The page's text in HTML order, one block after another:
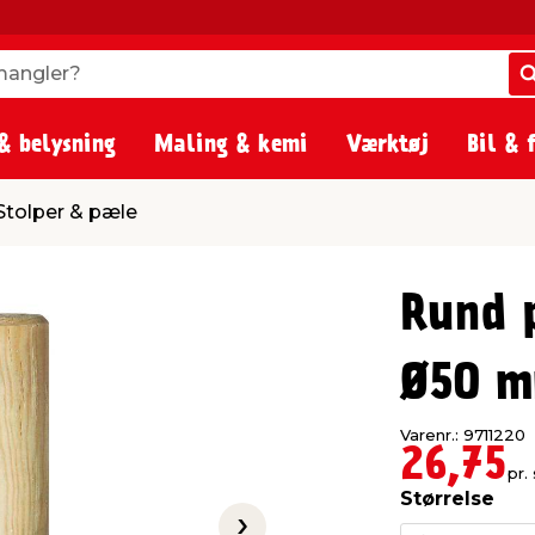
belysning Maling & kemi Værktøj Bil &
& pæle
Rund
Ø50
Varenr.: 9711220
26,75pr.
Størrelse